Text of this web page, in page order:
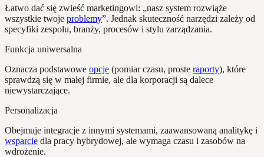
Łatwo dać się zwieść marketingowi: „nasz system rozwiąże
wszystkie twoje problemy”. Jednak skuteczność narzędzi zależy od
specyfiki zespołu, branży, procesów i stylu zarządzania.
Funkcja uniwersalna
Oznacza podstawowe opcje (pomiar czasu, proste raporty), które
sprawdzą się w małej firmie, ale dla korporacji są dalece
niewystarczające.
Personalizacja
Obejmuje integracje z innymi systemami, zaawansowaną analitykę i
wsparcie dla pracy hybrydowej, ale wymaga czasu i zasobów na
wdrożenie.